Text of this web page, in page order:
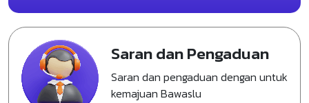
Saran dan Pengaduan
Saran dan pengaduan dengan untuk
kemajuan Bawaslu